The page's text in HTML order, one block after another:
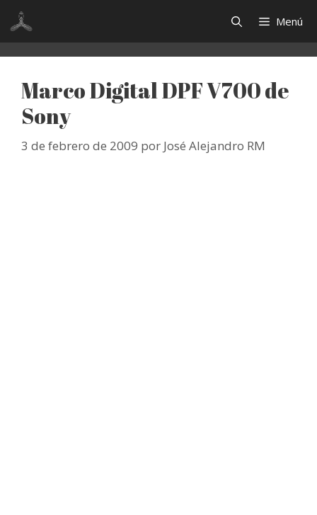
Saltar
contenido
Menú
Marco Digital DPF V700 de
Sony
3 de febrero de 2009 por José Alejandro RM